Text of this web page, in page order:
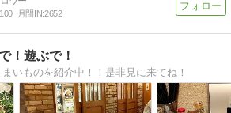
月間IN:2652
！遊ぶで！
いものを紹介中！！是非見に来てね！